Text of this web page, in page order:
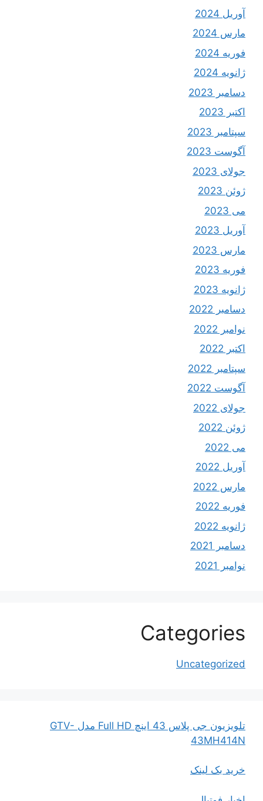
آوریل 2024
مارس 2024
فوریه 2024
ژانویه 2024
دسامبر 2023
اکتبر 2023
سپتامبر 2023
آگوست 2023
جولای 2023
ژوئن 2023
می 2023
آوریل 2023
مارس 2023
فوریه 2023
ژانویه 2023
دسامبر 2022
نوامبر 2022
اکتبر 2022
سپتامبر 2022
آگوست 2022
جولای 2022
ژوئن 2022
می 2022
آوریل 2022
مارس 2022
فوریه 2022
ژانویه 2022
دسامبر 2021
نوامبر 2021
Categories
Uncategorized
تلویزیون جی پلاس 43 اینچ Full HD مدل GTV-
43MH414N
خرید بک لینک